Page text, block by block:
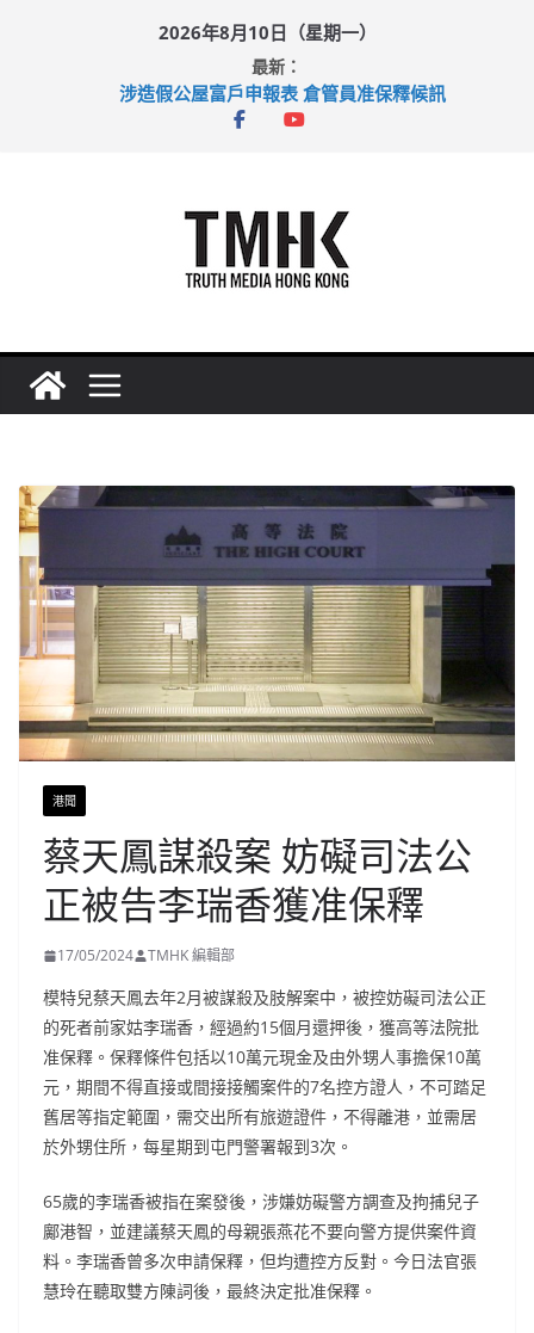
2026年8月10日（星期一）
最新：
涉造假公屋富戶申報表 倉管員准保釋候訊
港聞
蔡天鳳謀殺案 妨礙司法公
正被告李瑞香獲准保釋
17/05/2024 TMHK 編輯部
模特兒蔡天鳳去年2月被謀殺及肢解案中，被控妨礙司法公正
的死者前家姑李瑞香，經過約15個月還押後，獲高等法院批
准保釋。保釋條件包括以10萬元現金及由外甥人事擔保10萬
元，期間不得直接或間接接觸案件的7名控方證人，不可踏足
舊居等指定範圍，需交出所有旅遊證件，不得離港，並需居
於外甥住所，每星期到屯門警署報到3次。
65歲的李瑞香被指在案發後，涉嫌妨礙警方調查及拘捕兒子
鄺港智，並建議蔡天鳳的母親張燕花不要向警方提供案件資
料。李瑞香曾多次申請保釋，但均遭控方反對。今日法官張
慧玲在聽取雙方陳詞後，最終決定批准保釋。